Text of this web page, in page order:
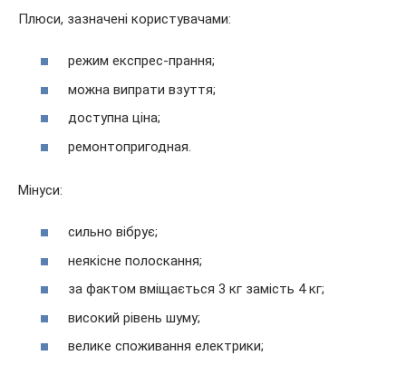
Плюси, зазначені користувачами:
режим експрес-прання;
можна випрати взуття;
доступна ціна;
ремонтопригодная.
Мінуси:
сильно вібрує;
неякісне полоскання;
за фактом вміщається 3 кг замість 4 кг;
високий рівень шуму;
велике споживання електрики;